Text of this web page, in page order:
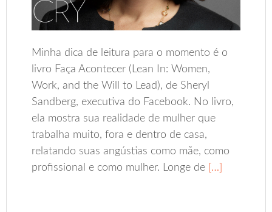
Minha dica de leitura para o momento é o
livro Faça Acontecer (Lean In: Women,
Work, and the Will to Lead), de Sheryl
Sandberg, executiva do Facebook. No livro,
ela mostra sua realidade de mulher que
trabalha muito, fora e dentro de casa,
relatando suas angústias como mãe, como
profissional e como mulher. Longe de […]